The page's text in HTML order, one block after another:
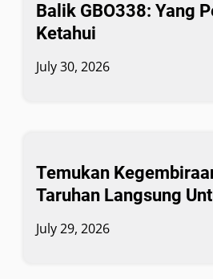
Balik GBO338: Yang
Ketahui
July 30, 2026
Temukan
Taruhan Langsung
July 29, 2026